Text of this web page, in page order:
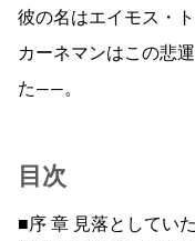
彼の名はエイモス・
カーネマンはこの悲
た――。
目次
■序 章 見落としてい